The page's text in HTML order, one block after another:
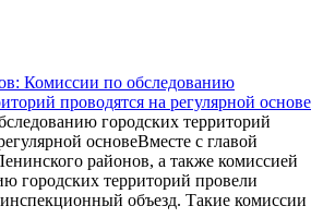
Комиссии по обследованию
проводятся на регулярной основе
городских территорий
основеВместе с главой
районов, а также комиссией
городских территорий провели
объезд. Такие комиссии